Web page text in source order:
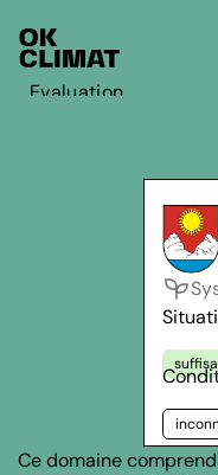
Evaluation
Ce domaine